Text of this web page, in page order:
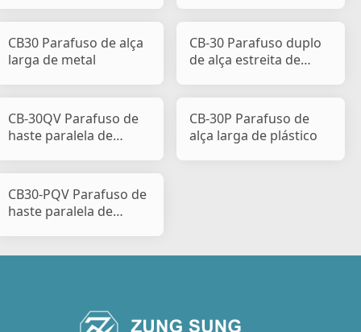
CB30 Parafuso de alça
larga de metal
CB-30 Parafuso duplo
de alça estreita de
CB-30QV Parafuso de
haste paralela de
CB-30P Parafuso de
alça larga de plástico
CB30-PQV Parafuso de
haste paralela de